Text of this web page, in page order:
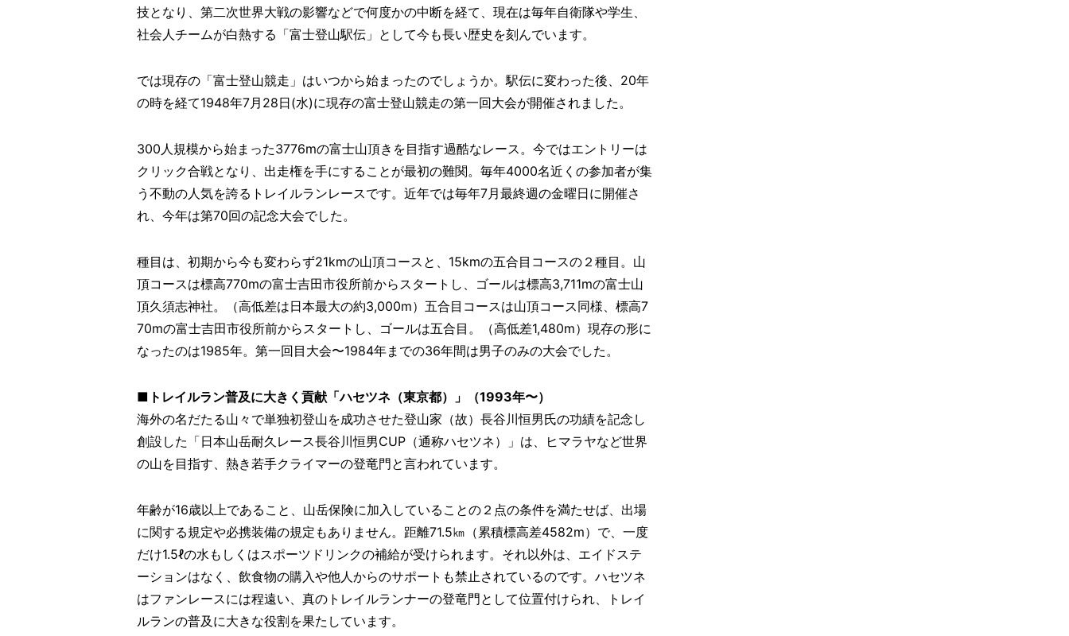
技となり、第二次世界大戦の影響などで何度かの中断を経て、現在は毎年自衛隊や学生、
社会人チームが白熱する「富士登山駅伝」として今も長い歴史を刻んでいます。
では現存の「富士登山競走」はいつから始まったのでしょうか。駅伝に変わった後、20年
の時を経て1948年7月28日(水)に現存の富士登山競走の第一回大会が開催されました。
300人規模から始まった3776mの富士山頂きを目指す過酷なレース。今ではエントリーは
クリック合戦となり、出走権を手にすることが最初の難関。毎年4000名近くの参加者が集
う不動の人気を誇るトレイルランレースです。近年では毎年7月最終週の金曜日に開催さ
れ、今年は第70回の記念大会でした。
種目は、初期から今も変わらず21kmの山頂コースと、15kmの五合目コースの２種目。山
頂コースは標高770mの富士吉田市役所前からスタートし、ゴールは標高3,711mの富士山
頂久須志神社。（高低差は日本最大の約3,000m）五合目コースは山頂コース同様、標高7
70mの富士吉田市役所前からスタートし、ゴールは五合目。（高低差1,480m）現存の形に
なったのは1985年。第一回目大会〜1984年までの36年間は男子のみの大会でした。
■トレイルラン普及に大きく貢献「ハセツネ（東京都）」（1993年〜）
海外の名だたる山々で単独初登山を成功させた登山家（故）長谷川恒男氏の功績を記念し
創設した「日本山岳耐久レース長谷川恒男CUP（通称ハセツネ）」は、ヒマラヤなど世界
の山を目指す、熱き若手クライマーの登竜門と言われています。
年齢が16歳以上であること、山岳保険に加入していることの２点の条件を満たせば、出場
に関する規定や必携装備の規定もありません。距離71.5㎞（累積標高差4582m）で、一度
だけ1.5ℓの水もしくはスポーツドリンクの補給が受けられます。それ以外は、エイドステ
ーションはなく、飲食物の購入や他人からのサポートも禁止されているのです。ハセツネ
はファンレースには程遠い、真のトレイルランナーの登竜門として位置付けられ、トレイ
ルランの普及に大きな役割を果たしています。